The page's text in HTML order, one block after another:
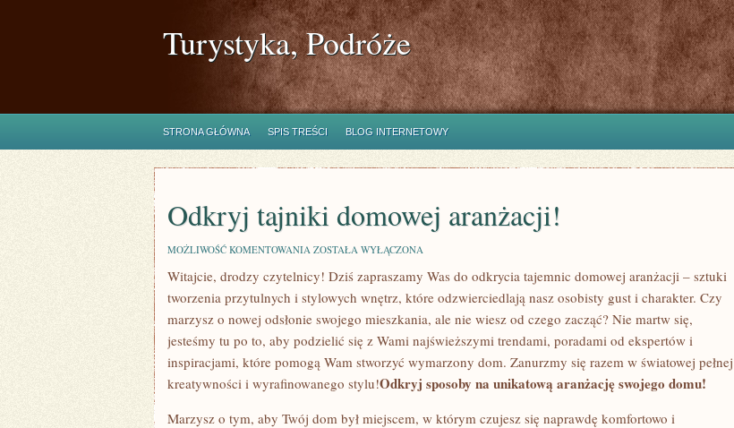
Turystyka, Podróże
STRONA GŁÓWNA SPIS TREŚCI BLOG INTERNETOWY
Odkryj tajniki domowej aranżacji!
MOŻLIWOŚĆ KOMENTOWANIA ODKRYJ
DOMOWEJ
ARANŻACJI!
ZOSTAŁA WYŁĄCZONA
Witajcie, drodzy czytelnicy! Dziś zapraszamy Was do​ odkrycia tajemnic domowej aranżacji – sztuki
tworzenia przytulnych i‌ stylowych‌ wnętrz,​ które odzwierciedlają‌ nasz osobisty gust i charakter. ​Czy
marzysz o nowej odsłonie ⁢swojego ⁣mieszkania, ‍ale nie wiesz od czego zacząć? Nie martw się,
jesteśmy tu po ‌to,⁣ aby‍ podzielić⁣ się z Wami najświeższymi trendami, poradami od ekspertów ​i
inspiracjami, które pomogą Wam stworzyć wymarzony ‌dom. Zanurzmy się razem w światowej pełnej
kreatywności i‌ wyrafinowanego stylu!Odkryj ‍sposoby na unikatową⁤ aranżację swojego ⁣domu!
Marzysz o tym, aby Twój dom był ‌miejscem, w ⁤którym czujesz się naprawdę​ komfortowo i